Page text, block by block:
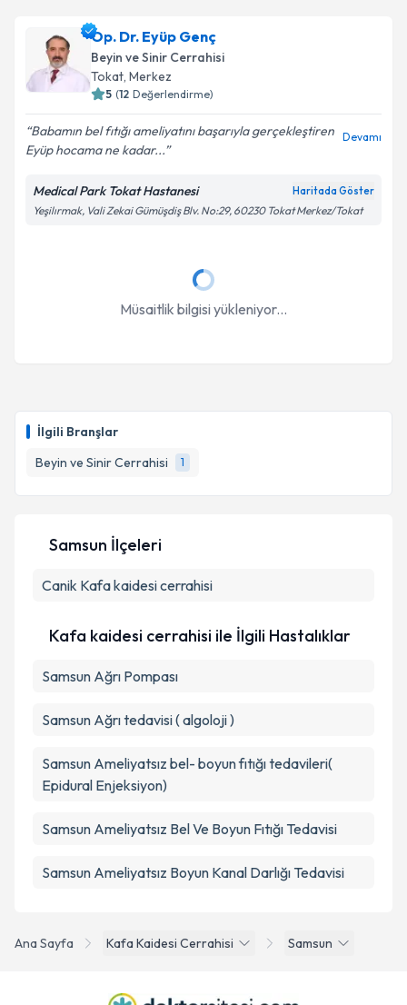
İlgili Branşlar
Beyin ve Sinir Cerrahisi
1
E-posta Adresiniz
Kişisel verilerimin işlenmesine ilişkinAydınlatma
Metni 'ni okudum ve kişisel verilerimin belirtilen
Op. Dr. Eyüp Genç
Beyin ve Sinir Cerrahisi
Tokat, Merkez
5 (12 Değerlendirme)
Babamın bel fıtığı ameliyatını başarıyla gerçekleştiren
Eyüp hocama ne kadar...
Devamı
Medical Park Tokat Hastanesi Haritada Göster
Yeşilırmak, Vali Zekai Gümüşdiş Blv. No:29, 60230 Tokat Merkez/Tokat
Müsaitlik bilgisi yükleniyor...
Ana Sayfa Kafa Kaidesi Cerrahisi Samsun
Samsun İlçeleri
Canik Kafa kaidesi cerrahisi
Kafa kaidesi cerrahisi ile İlgili Hastalıklar
Samsun Ağrı Pompası
Samsun Ağrı tedavisi ( algoloji )
Samsun Ameliyatsız bel- boyun fıtığı tedavileri(
Epidural Enjeksiyon)
Samsun Ameliyatsız Bel Ve Boyun Fıtığı Tedavisi
Samsun Ameliyatsız Boyun Kanal Darlığı Tedavisi